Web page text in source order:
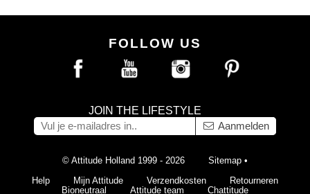
FOLLOW US
JOIN THE LIFESTYLE
Aanmelden
© Attitude Holland 1999 - 2026 Sitemap •
Help
Mijn Attitude Verzendkosten
Retourneren
Bioneutraal
Attitude team Chattitude